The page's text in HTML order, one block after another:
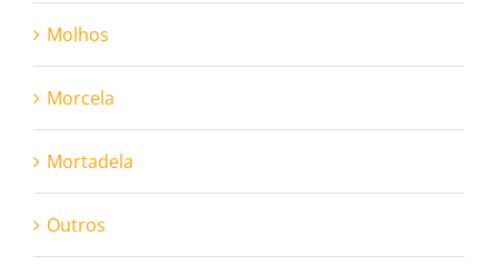
Molhos
Morcela
Mortadela
Outros